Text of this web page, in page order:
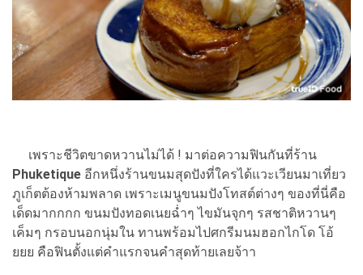
เพราะชีวิตขาดหวานไม่ได้ ! มาต่อความฟินกันที่ร้าน
Phuketique อีกหนึ่งร้านขนมสุดปังที่ใครได้แวะเวียนมาเที่ยว
ภูเก็ตต้องห้ามพลาด เพราะเมนูขนมปังโทสต์ต่างๆ ของที่นี่คือ
เด็ดมากกกก ขนมปังทอดเนยฉ่ำๆ ไขมันจุกๆ รสชาติหวานๆ
เค็มๆ กรอบนอกนุ่มใน ทานพร้อมไปศกรีมนมฮอกไกโด โอ้
ยยย คือฟินตั้งแต่คำแรกจนคำสุดท้ายเลยจ้าา